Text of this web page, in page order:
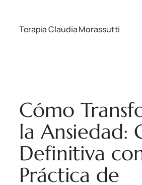
Terapia Claudia Morassutti
Cómo
la Ansiedad:
Definitiva
Práctica de